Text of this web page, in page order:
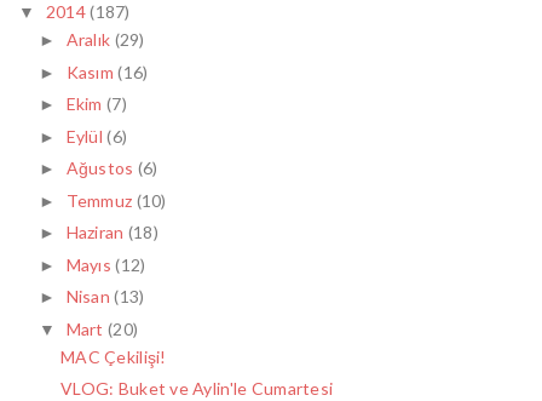
▼ 2014(187)
► Aralık (29)
► Kasım(16)
► Ekim(7)
► Eylül(6)
► Ağustos (6)
► Temmuz (10)
► Haziran (18)
► Mayıs(12)
► Nisan(13)
▼ Mart(20)
MAC Çekilişi!
VLOG: Buket ve Aylin'le Cumartesi